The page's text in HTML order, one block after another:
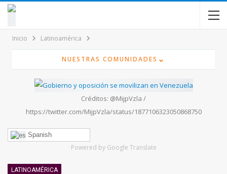
contenido
Inicio Latinoamérica
NUESTRAS COMUNIDADES ⌄
Créditos: @MijpVzla /
https://twitter.com/MijpVzla/status/1877106323050868750
Spanish
Powered by Google Translate
LATINOAMÉRICA